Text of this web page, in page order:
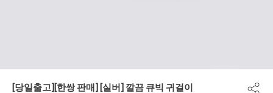
[당일출고][한쌍 판매] [실버] 깔끔 큐빅 귀걸이